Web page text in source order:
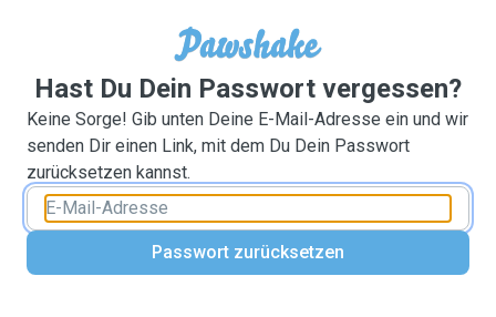
Hast Du Dein Passwort vergessen?
Keine Sorge! Gib unten Deine E-Mail-Adresse ein und wir
senden Dir einen Link, mit dem Du Dein Passwort
zurücksetzen kannst.
Passwort zurücksetzen